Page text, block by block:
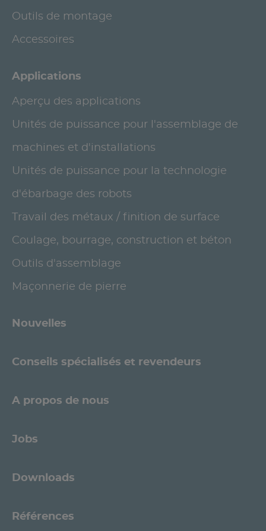
Outils de montage
Accessoires
Applications
Aperçu des applications
Unités de puissance pour l'assemblage de
machines et d'installations
Unités de puissance pour la technologie
d'ébarbage des robots
Travail des métaux / finition de surface
Coulage, bourrage, construction et béton
Outils d'assemblage
Maçonnerie de pierre
Nouvelles
Conseils spécialisés et revendeurs
A propos de nous
Jobs
Downloads
Références